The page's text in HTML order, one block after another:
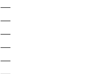
—
—
—
—
—